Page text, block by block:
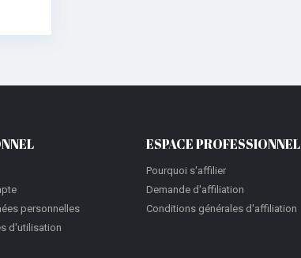
personnelles
d'utilisation
ESPACE PROFESSIONNEL
Pourquoi s'affilier
Demande d'affiliation
Conditions générales d'affiliation